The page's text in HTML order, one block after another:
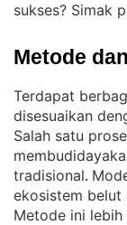
sukses? Simak
Metode
Terdapat
disesuaikan
Salah satu
tradisional.
ekosistem belut
Metode ini lebih